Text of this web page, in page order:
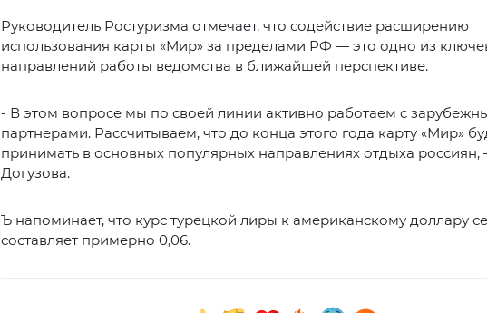
Руководитель Ростуризма отмечает, что содействие расширению
использования карты «Мир» за пределами РФ — это одно из
направлений работы ведомства в ближайшей перспективе.
- В этом вопросе мы по своей линии активно работаем с
партнерами. Рассчитываем, что до конца этого года карту «Мир»
принимать в основных популярных направлениях отдыха россиян,
Догузова.
Ъ напоминает, что курс турецкой лиры к американскому доллару
составляет примерно 0,06.